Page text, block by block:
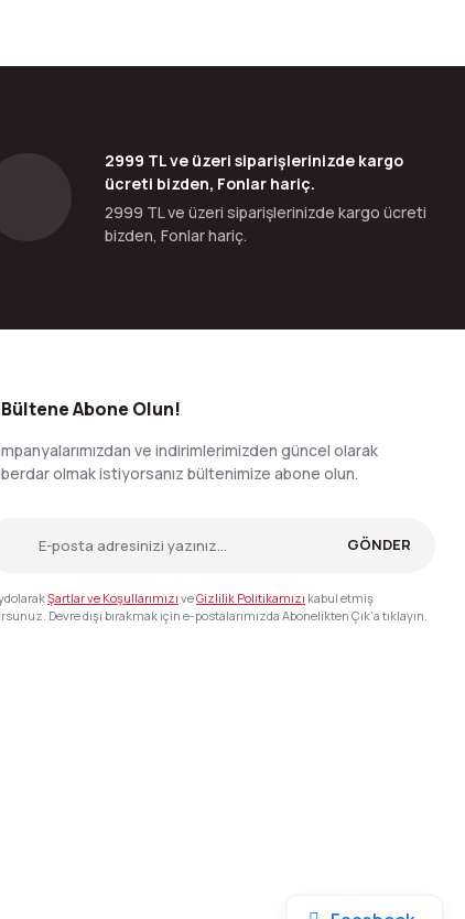
2999 TL ve üzeri siparişlerinizde kargo
ücreti bizden, Fonlar hariç.
2999 TL ve üzeri siparişlerinizde kargo ücreti
bizden, Fonlar hariç.
Abone Olun!
ve indirimlerimizden güncel olarak
olmak istiyorsanız bültenimize abone olun.
GÖNDER
Şartlar ve Koşullarımızı veGizlilik Politikamızı kabul etmiş
Devre dışı bırakmak için e-postalarımızda Abonelikten Çık'a tıklayın.